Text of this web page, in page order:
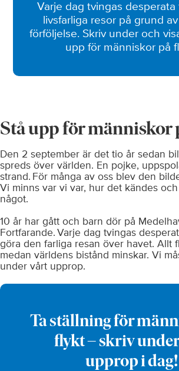
Stå upp för människor
Den 2 september är det tio år sedan
spreds över världen. En pojke,
strand. För många av oss blev den
Vi minns var vi var, hur det kändes
något.
10 år har gått och barn dör på
Fortfarande. Varje dag tvingas
göra den farliga resan över havet. Allt
medan världens bistånd minskar. Vi
under vårt upprop.
Ta ställning för
flykt – skriv
upprop i dag!
Varje dag tvingas desperata
livsfarliga resor på grund
förföljelse. Skriv under och
upp för människor på